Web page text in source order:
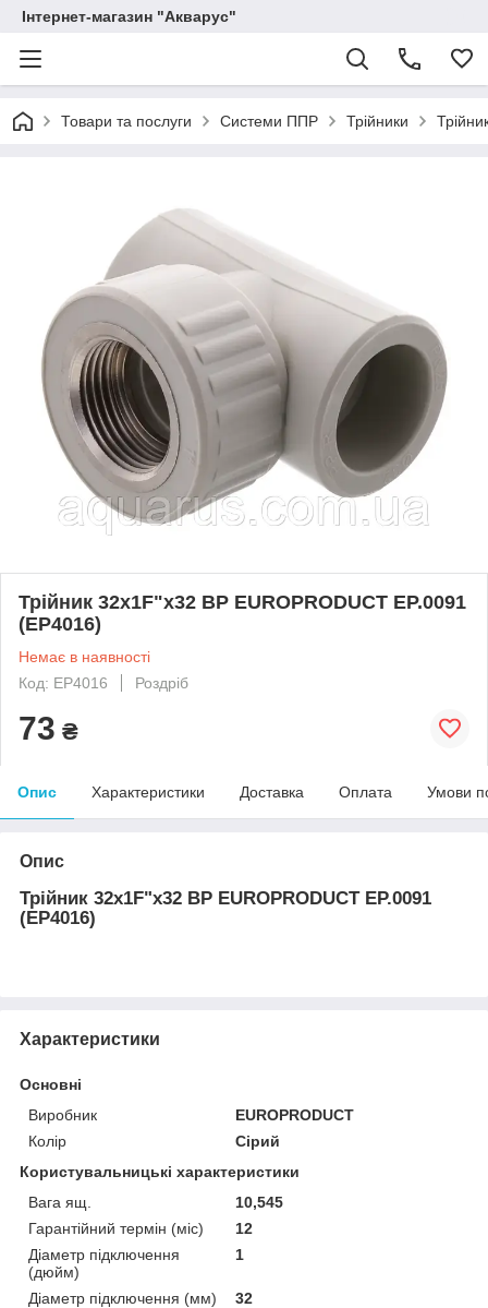
Інтернет-магазин "Акварус"
Товари та послуги Системи ППР Трійники
Трійник 32x1F"x32 ВР EUROPRODUCT EP.0091
(EP4016)
Немає в наявності
Код: EP4016
Роздріб
73 ₴
Опис Характеристики Доставка Оплата Умови
Опис
Трійник 32x1F"x32 ВР EUROPRODUCT EP.0091
(EP4016)
Характеристики
Основні
Виробник
EUROPRODUCT
Колір
Сірий
Користувальницькі характеристики
Вага ящ.
10,545
Гарантійний термін (міс)
12
Діаметр підключення
(дюйм)
1
Діаметр підключення (мм)
32